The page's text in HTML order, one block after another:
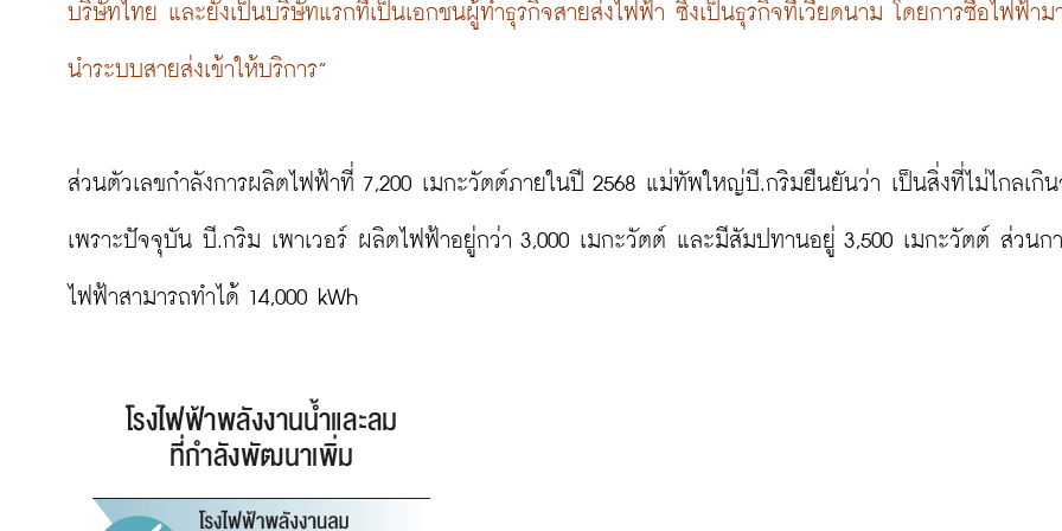
บริษัทไทย และยังเป็นบริษัทแรกที่เป็นเอกชนผู้ทำธุรกิจสายส่งไฟฟ้า ซึ่งเป็นธุรกิจที่เวียดนาม โดยการซื้อไฟฟ้าม
นำระบบสายส่งเข้าให้บริการ”
ส่วนตัวเลขกำลังการผลิตไฟฟ้าที่ 7,200 เมกะวัตต์ภายในปี 2568 แม่ทัพใหญ่บี.กริมยืนยันว่า เป็นสิ่งที่ไม่ไกลเกิน
เพราะปัจจุบัน บี.กริม เพาเวอร์ ผลิตไฟฟ้าอยู่กว่า 3,000 เมกะวัตต์ และมีสัมปทานอยู่ 3,500 เมกะวัตต์ ส่วนก
ไฟฟ้าสามารถทำได้ 14,000 kWh